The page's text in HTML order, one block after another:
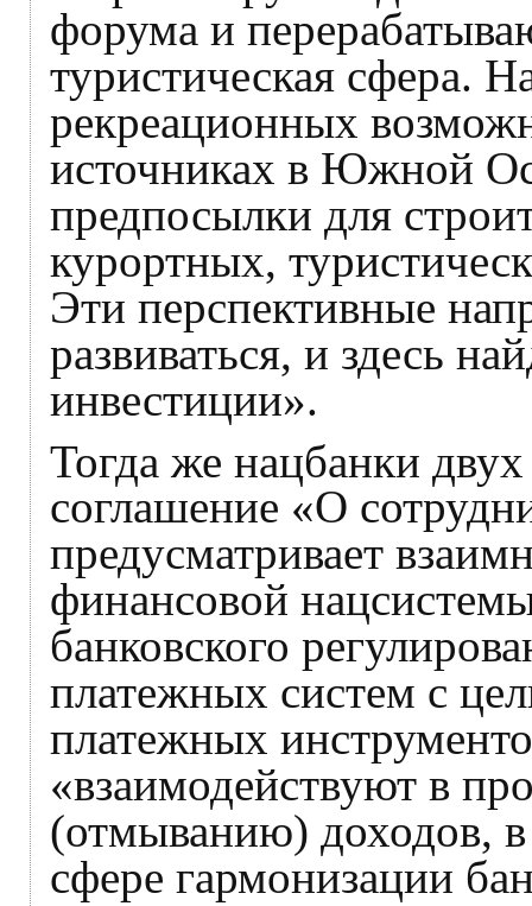
форума и
туристическая сфера.
рекреационных
источниках в Южной
предпосылки для
курортных,
Эти перспективные
развиваться, и здесь
инвестиции».
Тогда же нацбанки
соглашение «О
предусматривает
финансовой
банковского
платежных систем с
платежных
«взаимодействуют в
(отмыванию) доходов, в
сфере гармонизации